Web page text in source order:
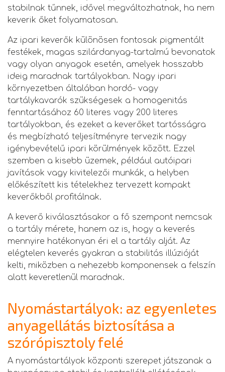
stabilnak tűnnek, idővel megváltozhatnak, ha nem
keverik őket folyamatosan.
Az ipari keverők különösen fontosak pigmentált
festékek, magas szilárdanyag-tartalmú bevonatok
vagy olyan anyagok esetén, amelyek hosszabb
ideig maradnak tartályokban. Nagy ipari
környezetben általában hordó- vagy
tartálykavarók szükségesek a homogenitás
fenntartásához 60 literes vagy 200 literes
tartályokban, és ezeket a keverőket tartósságra
és megbízható teljesítményre tervezik nagy
igénybevételű ipari körülmények között. Ezzel
szemben a kisebb üzemek, például autóipari
javítások vagy kivitelezői munkák, a helyben
előkészített kis tételekhez tervezett kompakt
keverőkből profitálnak.
A keverő kiválasztásakor a fő szempont nemcsak
a tartály mérete, hanem az is, hogy a keverés
mennyire hatékonyan éri el a tartály alját. Az
elégtelen keverés gyakran a stabilitás illúzióját
kelti, miközben a nehezebb komponensek a felszín
alatt keveretlenül maradnak.
Nyomástartályok: az egyenletes
anyagellátás biztosítása a
szórópisztoly felé
A nyomástartályok központi szerepet játszanak a